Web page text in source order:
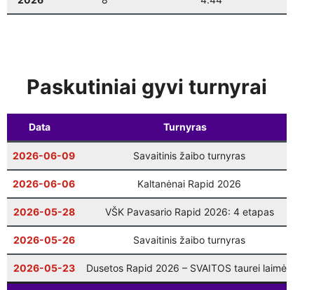
12-20 10:00 Vilniaus finalas: 9 ratas
Paskutiniai gyvi turnyrai
Data Turnyras
2026-06-09 Savaitinis žaibo turnyras
2026-06-06 Kaltanėnai Rapid 2026
2026-05-28 VŠK Pavasario Rapid 2026: 4 etapas
2026-05-26 Savaitinis žaibo turnyras
2026-05-23 Dusetos Rapid 2026 – SVAITOS taurei laimėti